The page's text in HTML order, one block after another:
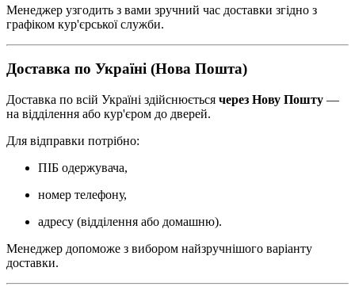
Менеджер узгодить з вами зручний час доставки згідно з
графіком кур'єрської служби.
Доставка по Україні (Нова Пошта)
Доставка по всій Україні здійснюється через Нову Пошту —
на відділення або кур'єром до дверей.
Для відправки потрібно:
ПІБ одержувача,
номер телефону,
адресу (відділення або домашню).
Менеджер допоможе з вибором найзручнішого варіанту
доставки.